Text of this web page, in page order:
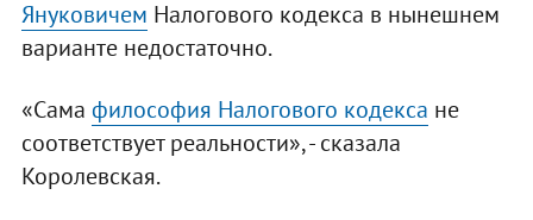
Януковичем Налогового кодекса в нынешнем
варианте недостаточно.
«Сама философия Налогового кодекса не
соответствует реальности», - сказала
Королевская.